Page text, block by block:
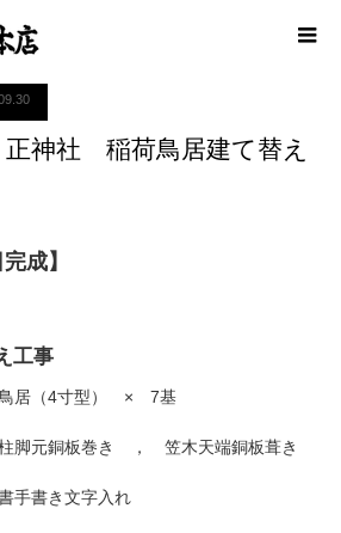
神社 稲荷鳥居建て替え
成】
工事
鳥居（4寸型） × 7基
脚元銅板巻き ， 笠木天端銅板葺き
手書き文字入れ